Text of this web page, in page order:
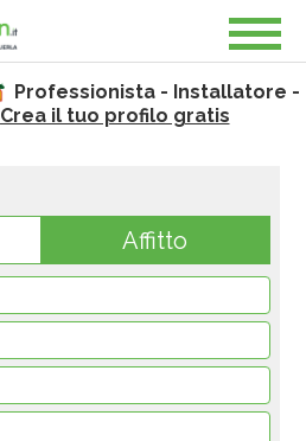
Professionista - Installatore -
Crea il tuo profilo gratis
Affitto